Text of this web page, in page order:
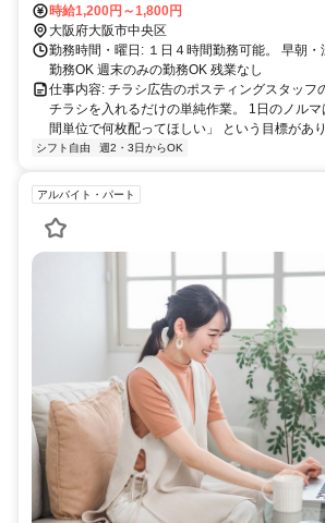
時給1,200円～1,800円
大阪府大阪市中央区
勤務時間・曜日: １日４時間勤務可能。 早朝
勤務OK 週末のみの勤務OK 残業なし
仕事内容: チラシ広告のポスティングスタッフ
チラシを入れるだけの単純作業。 1日のノル
間単位で何枚配ってほしい」 という目標があ
シフト自由 週2・3日からOK
アルバイト・パート